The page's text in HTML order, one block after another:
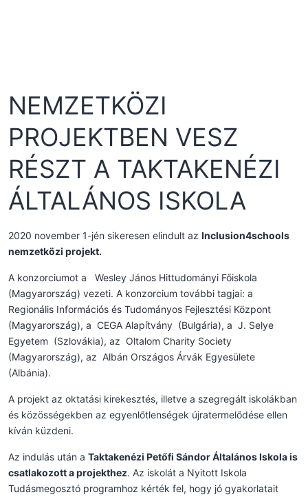
NEMZETKÖZI
PROJEKTBEN VESZ
RÉSZT A TAKTAKENÉZI
ÁLTALÁNOS ISKOLA
2020 november 1-jén sikeresen elindult az Inclusion4schools
nemzetközi projekt.
A konzorciumot a Wesley János Hittudományi Főiskola
(Magyarország) vezeti. A konzorcium további tagjai: a
Regionális Információs és Tudományos Fejlesztési Központ
(Magyarország), a CEGA Alapítvány (Bulgária), a J. Selye
Egyetem (Szlovákia), az Oltalom Charity Society
(Magyarország), az Albán Országos Árvák Egyesülete
(Albánia).
A projekt az oktatási kirekesztés, illetve a szegregált iskolákban
és közösségekben az egyenlőtlenségek újratermelődése ellen
kíván küzdeni.
Az indulás után a Taktakenézi Petőfi Sándor Általános Iskola is
csatlakozott a projekthez. Az iskolát a Nyitott Iskola
Tudásmegosztó programhoz kérték fel, hogy jó gyakorlatait